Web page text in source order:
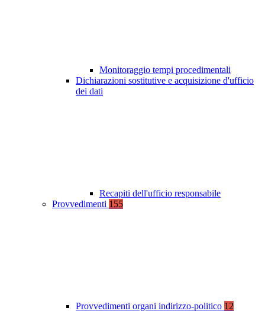
Monitoraggio tempi procedimentali
Dichiarazioni sostitutive e acquisizione d'ufficio
dei dati
Recapiti dell'ufficio responsabile
Provvedimenti 155
Provvedimenti organi indirizzo-politico 12